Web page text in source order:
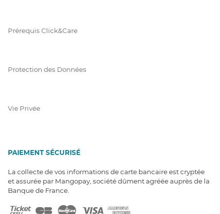
Prérequis Click&Care
Protection des Données
Vie Privée
PAIEMENT SÉCURISÉ
La collecte de vos informations de carte bancaire est cryptée
et assurée par Mangopay, société dûment agréée auprès de la
Banque de France.